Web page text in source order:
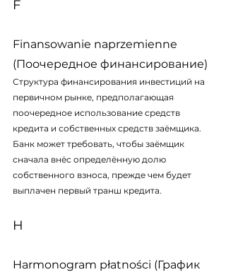
F
Finansowanie naprzemienne
(Поочередное финансирование)
Структура финансирования инвестиций на
первичном рынке, предполагающая
поочередное использование средств
кредита и собственных средств заёмщика.
Банк может требовать, чтобы заёмщик
сначала внёс определённую долю
собственного взноса, прежде чем будет
выплачен первый транш кредита.
H
Harmonogram płatności (График